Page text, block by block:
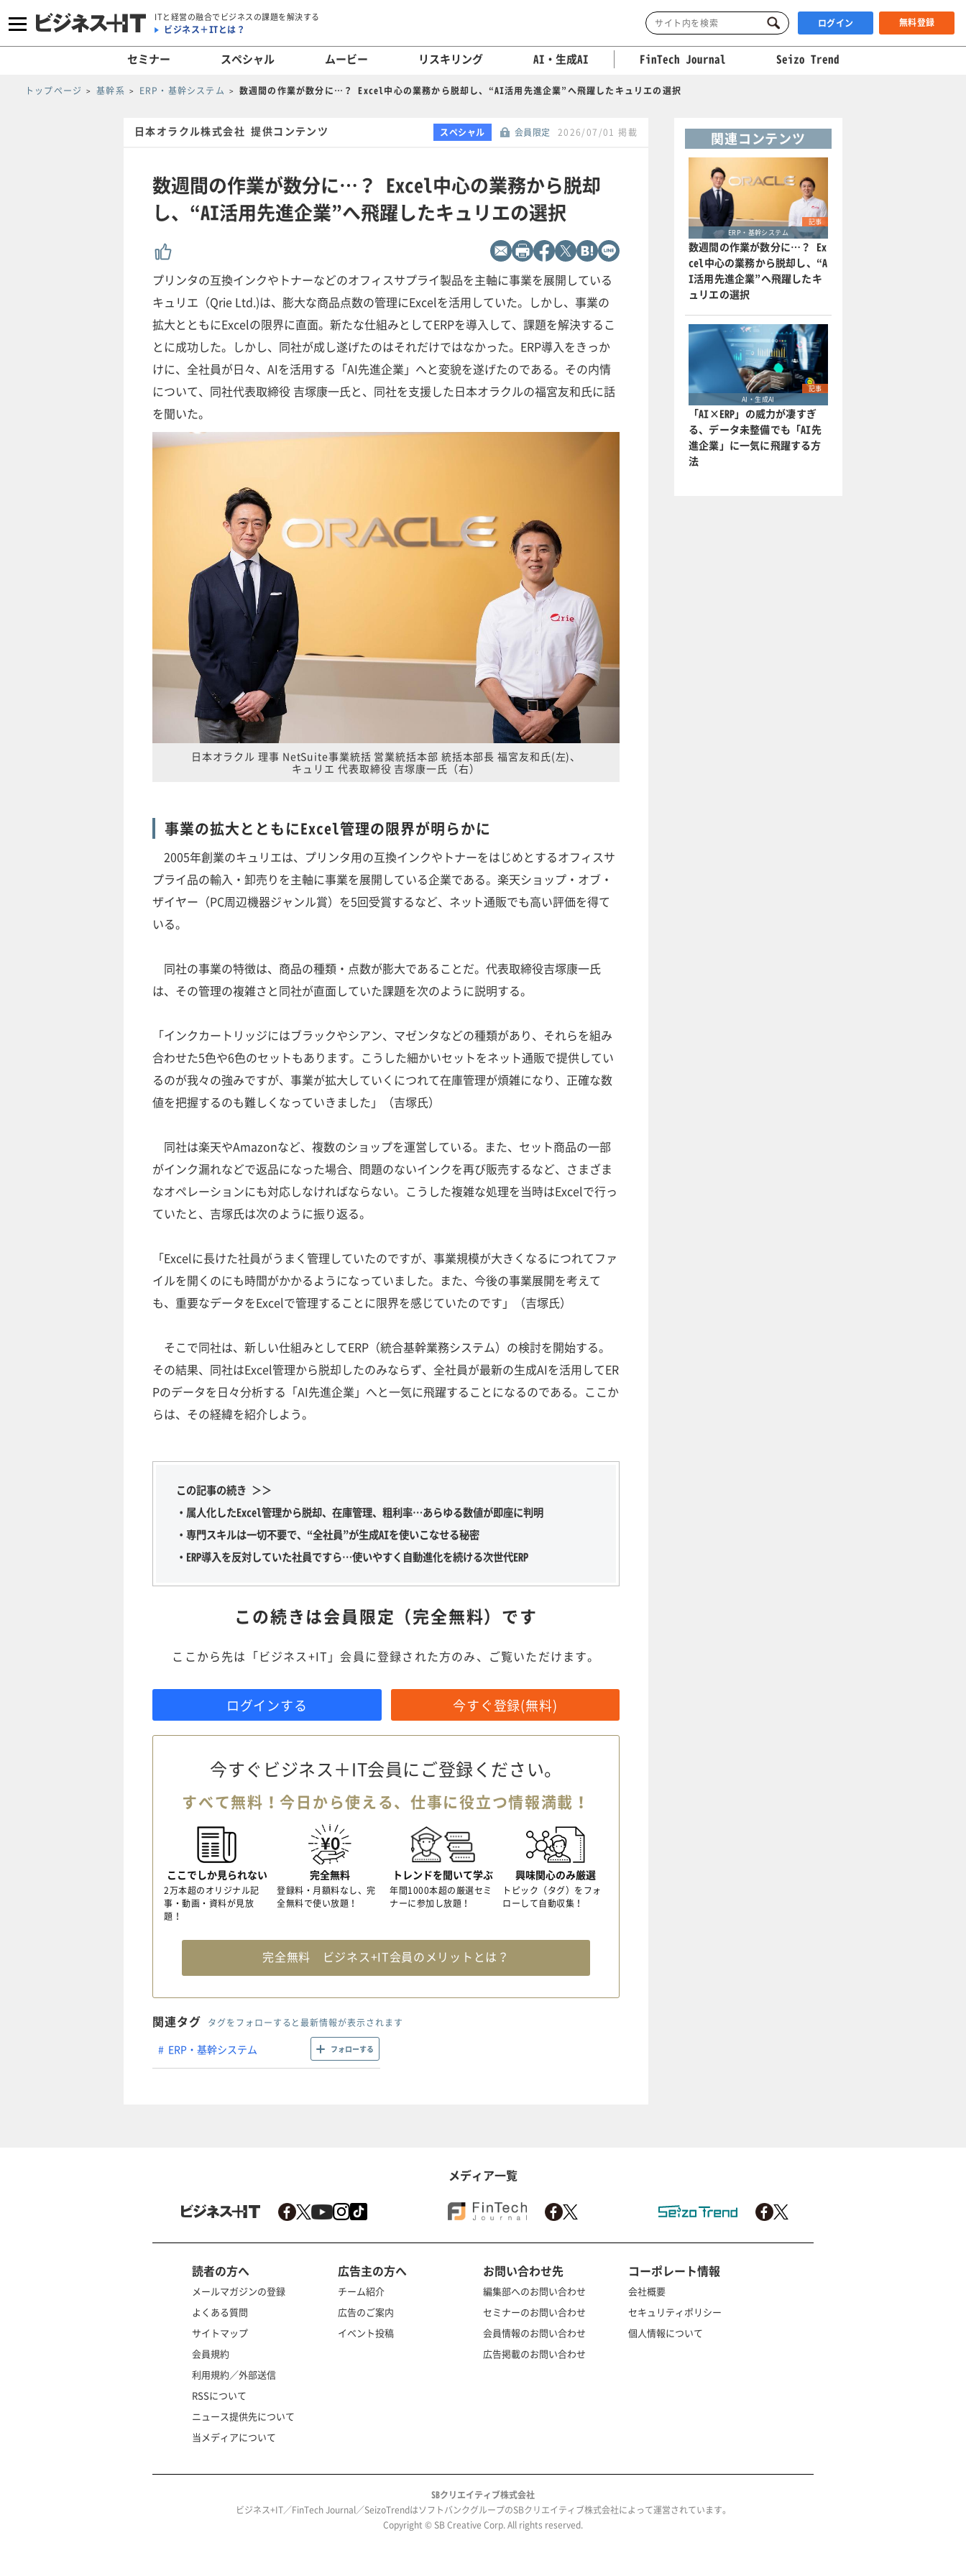
ITと経営の融合でビジネスの課題を解決する
ビジネス＋ITとは？ ログイン 無料登録
セミナー スペシャル ムービー リスキリング AI・生成AI FinTech Journal Seizo Trend
トップページ 基幹系 ERP・基幹システム 数週間の作業が数分に…？ Excel中心の業務から脱却し、“AI活用先進企業”へ飛躍したキュリエの選択
日本オラクル株式会社 提供コンテンツ スペシャル 会員限定 2026/07/01 掲載
数週間の作業が数分に…？ Excel中心の業務から脱却
し、“AI活用先進企業”へ飛躍したキュリエの選択
プリンタの互換インクやトナーなどのオフィスサプライ製品を主軸に事業を展開している
キュリエ（Qrie Ltd.)は、膨大な商品点数の管理にExcelを活用していた。しかし、事業の
拡大とともにExcelの限界に直面。新たな仕組みとしてERPを導入して、課題を解決するこ
とに成功した。しかし、同社が成し遂げたのはそれだけではなかった。ERP導入をきっか
けに、全社員が日々、AIを活用する「AI先進企業」へと変貌を遂げたのである。その内情
について、同社代表取締役 吉塚康一氏と、同社を支援した日本オラクルの福宮友和氏に話
を聞いた。
日本オラクル 理事 NetSuite事業統括 営業統括本部 統括本部長 福宮友和氏(左)、
キュリエ 代表取締役 吉塚康一氏（右）
事業の拡大とともにExcel管理の限界が明らかに
2005年創業のキュリエは、プリンタ用の互換インクやトナーをはじめとするオフィスサ
プライ品の輸入・卸売りを主軸に事業を展開している企業である。楽天ショップ・オブ・
ザイヤー（PC周辺機器ジャンル賞）を5回受賞するなど、ネット通販でも高い評価を得て
いる。
同社の事業の特徴は、商品の種類・点数が膨大であることだ。代表取締役吉塚康一氏
は、その管理の複雑さと同社が直面していた課題を次のように説明する。
「インクカートリッジにはブラックやシアン、マゼンタなどの種類があり、それらを組み
合わせた5色や6色のセットもあります。こうした細かいセットをネット通販で提供してい
るのが我々の強みですが、事業が拡大していくにつれて在庫管理が煩雑になり、正確な数
値を把握するのも難しくなっていきました」（吉塚氏）
同社は楽天やAmazonなど、複数のショップを運営している。また、セット商品の一部
がインク漏れなどで返品になった場合、問題のないインクを再び販売するなど、さまざま
なオペレーションにも対応しなければならない。こうした複雑な処理を当時はExcelで行っ
ていたと、吉塚氏は次のように振り返る。
「Excelに長けた社員がうまく管理していたのですが、事業規模が大きくなるにつれてファ
イルを開くのにも時間がかかるようになっていました。また、今後の事業展開を考えて
も、重要なデータをExcelで管理することに限界を感じていたのです」（吉塚氏）
そこで同社は、新しい仕組みとしてERP（統合基幹業務システム）の検討を開始する。
その結果、同社はExcel管理から脱却したのみならず、全社員が最新の生成AIを活用してER
Pのデータを日々分析する「AI先進企業」へと一気に飛躍することになるのである。ここか
らは、その経緯を紹介しよう。
この記事の続き ＞＞
・属人化したExcel管理から脱却、在庫管理、粗利率…あらゆる数値が即座に判明
・専門スキルは一切不要で、“全社員”が生成AIを使いこなせる秘密
・ERP導入を反対していた社員ですら…使いやすく自動進化を続ける次世代ERP
この続きは会員限定（完全無料）です
ここから先は「ビジネス+IT」会員に登録された方のみ、ご覧いただけます。
ログインする 今すぐ登録(無料)
今すぐビジネス＋IT会員にご登録ください。
すべて無料！今日から使える、仕事に役立つ情報満載！
ここでしか見られない
2万本超のオリジナル記
事・動画・資料が見放
題！
完全無料
登録料・月額料なし、完
全無料で使い放題！
トレンドを聞いて学ぶ
年間1000本超の厳選セミ
ナーに参加し放題！
興味関心のみ厳選
トピック（タグ）をフォ
ローして自動収集！
完全無料 ビジネス+IT会員のメリットとは？
関連タグ タグをフォローすると最新情報が表示されます
ERP・基幹システム フォローする
関連コンテンツ
記事
ERP・基幹システム
数週間の作業が数分に…？ Ex
cel中心の業務から脱却し、“A
I活用先進企業”へ飛躍したキ
ュリエの選択
記事
AI・生成AI
「AI×ERP」の威力が凄すぎ
る、データ未整備でも「AI先
進企業」に一気に飛躍する方
法
メディア一覧
読者の方へ
メールマガジンの登録
よくある質問
サイトマップ
会員規約
利用規約／外部送信
RSSについて
ニュース提供先について
当メディアについて
広告主の方へ
チーム紹介
広告のご案内
イベント投稿
お問い合わせ先
編集部へのお問い合わせ
セミナーのお問い合わせ
会員情報のお問い合わせ
広告掲載のお問い合わせ
コーポレート情報
会社概要
セキュリティポリシー
個人情報について
SBクリエイティブ株式会社
ビジネス+IT／FinTech Journal／SeizoTrendはソフトバンクグループのSBクリエイティブ株式会社によって運営されています。
Copyright © SB Creative Corp. All rights reserved.